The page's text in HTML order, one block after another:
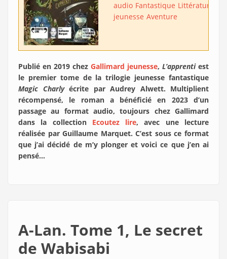
audio Fantastique Littérature
jeunesse Aventure
Publié en 2019 chez Gallimard jeunesse, L’apprentiest
le premier tome de la trilogie jeunesse fantastique
Magic Charlyécrite par Audrey Alwett. Multiplient
récompensé, le roman a bénéficié en 2023 d’un
passage au format audio, toujours chez Gallimard
dans la collection Ecoutez lire, avec une lecture
réalisée par Guillaume Marquet. C’est sous ce format
que j’ai décidé de m’y plonger et voici ce que j’en ai
pensé…
A-Lan. Tome 1, Le secret
de Wabisabi